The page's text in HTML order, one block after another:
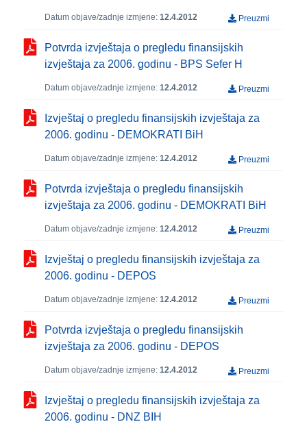
Datum objave/zadnje izmjene: 12.4.2012 Preuzmi
Potvrda izvještaja o pregledu finansijskih
izvještaja za 2006. godinu - BPS Sefer H
Datum objave/zadnje izmjene: 12.4.2012 Preuzmi
Izvještaj o pregledu finansijskih izvještaja za
2006. godinu - DEMOKRATI BiH
Datum objave/zadnje izmjene: 12.4.2012 Preuzmi
Potvrda izvještaja o pregledu finansijskih
izvještaja za 2006. godinu - DEMOKRATI BiH
Datum objave/zadnje izmjene: 12.4.2012 Preuzmi
Izvještaj o pregledu finansijskih izvještaja za
2006. godinu - DEPOS
Datum objave/zadnje izmjene: 12.4.2012 Preuzmi
Potvrda izvještaja o pregledu finansijskih
izvještaja za 2006. godinu - DEPOS
Datum objave/zadnje izmjene: 12.4.2012 Preuzmi
Izvještaj o pregledu finansijskih izvještaja za
2006. godinu - DNZ BIH